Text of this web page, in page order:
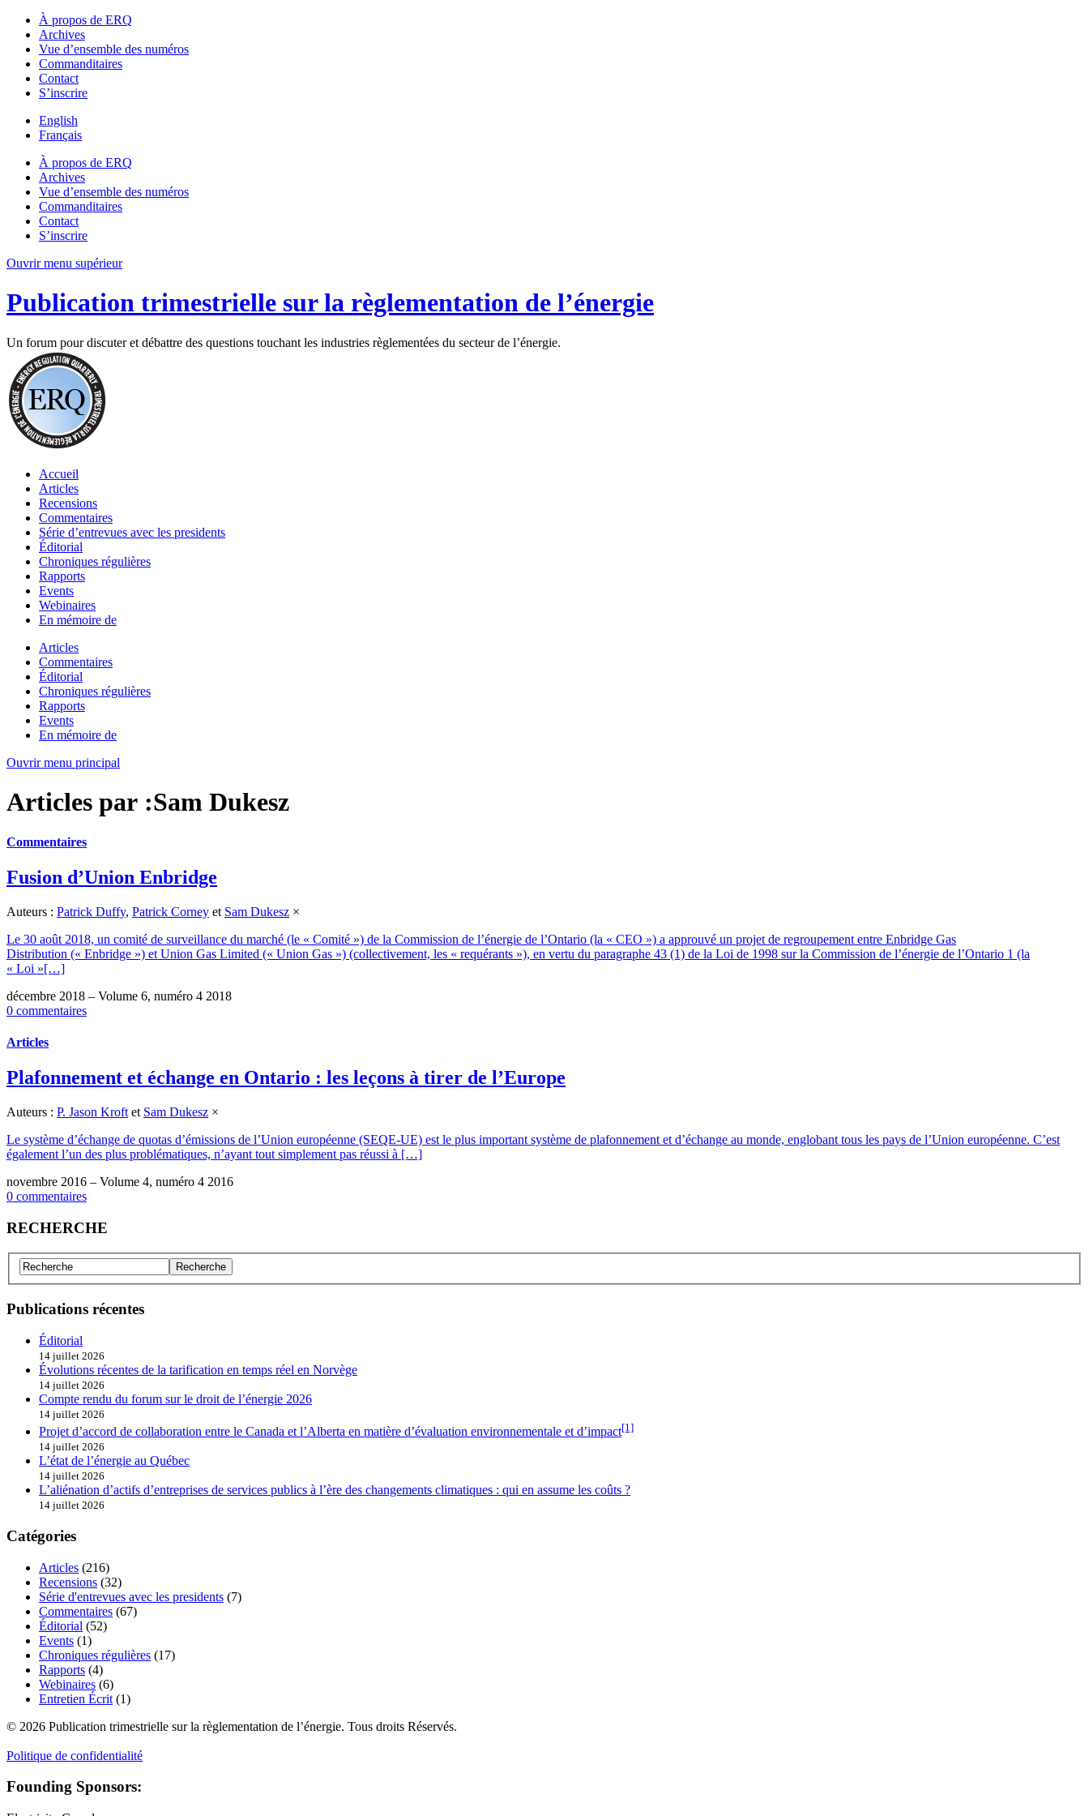
À propos de ERQ
Archives
Vue d’ensemble des numéros
Commanditaires
Contact
S’inscrire
English
Français
À propos de ERQ
Archives
Vue d’ensemble des numéros
Commanditaires
Contact
S’inscrire
Ouvrir menu supérieur
Publication trimestrielle sur la règlementation de l’énergie
Un forum pour discuter et débattre des questions touchant les industries règlementées du secteur de l’énergie.
Accueil
Articles
Recensions
Commentaires
Série d’entrevues avec les presidents
Éditorial
Chroniques régulières
Rapports
Events
Webinaires
En mémoire de
Articles
Commentaires
Éditorial
Chroniques régulières
Rapports
Events
En mémoire de
Ouvrir menu principal
Articles par :Sam Dukesz
Commentaires
Fusion d’Union Enbridge
Auteurs : Patrick Duffy, Patrick Corney et Sam Dukesz ×
Le 30 août 2018, un comité de surveillance du marché (le « Comité ») de la Commission de l’énergie de l’Ontario (la « CEO ») a approuvé un projet de regroupement entre Enbridge Gas
Distribution (« Enbridge ») et Union Gas Limited (« Union Gas ») (collectivement, les « requérants »), en vertu du paragraphe 43 (1) de la Loi de 1998 sur la Commission de l’énergie de l’Ontario 1 (la
« Loi »[…]
décembre 2018 – Volume 6, numéro 4 2018
0 commentaires
Articles
Plafonnement et échange en Ontario : les leçons à tirer de l’Europe
Auteurs : P. Jason Kroft et Sam Dukesz ×
Le système d’échange de quotas d’émissions de l’Union européenne (SEQE-UE) est le plus important système de plafonnement et d’échange au monde, englobant tous les pays de l’Union européenne. C’est
également l’un des plus problématiques, n’ayant tout simplement pas réussi à […]
novembre 2016 – Volume 4, numéro 4 2016
0 commentaires
RECHERCHE
Publications récentes
Éditorial
14 juillet 2026
Évolutions récentes de la tarification en temps réel en Norvège
14 juillet 2026
Compte rendu du forum sur le droit de l’énergie 2026
14 juillet 2026
Projet d’accord de collaboration entre le Canada et l’Alberta en matière d’évaluation environnementale et d’impact[1]
14 juillet 2026
L’état de l’énergie au Québec
14 juillet 2026
L’aliénation d’actifs d’entreprises de services publics à l’ère des changements climatiques : qui en assume les coûts ?
14 juillet 2026
Catégories
Articles (216)
Recensions (32)
Série d'entrevues avec les presidents (7)
Commentaires (67)
Éditorial (52)
Events (1)
Chroniques régulières (17)
Rapports (4)
Webinaires (6)
Entretien Écrit (1)
© 2026 Publication trimestrielle sur la règlementation de l’énergie. Tous droits Réservés.
Politique de confidentialité
Founding Sponsors: